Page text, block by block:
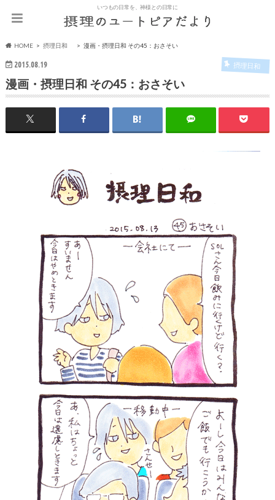
いつもの日常を、神様との日常に
HOME 摂理日和 漫画・摂理日和 その45：おさそい
2015.08.19 摂理日和
漫画・摂理日和 その45：おさそい